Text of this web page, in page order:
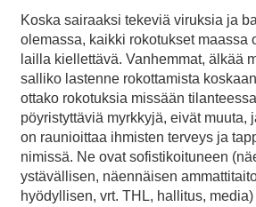
Koska sairaaksi tekeviä viruksia ja
olemassa, kaikki rokotukset maassa
lailla kiellettävä. Vanhemmat, älkää
salliko lastenne rokottamista
ottako rokotuksia missään
pöyristyttäviä myrkkyjä, eivät muuta,
on raunioittaa ihmisten terveys ja
nimissä. Ne ovat sofistikoituneen
ystävällisen, näennäisen
hyödyllisen, vrt. THL, hallitus, media)